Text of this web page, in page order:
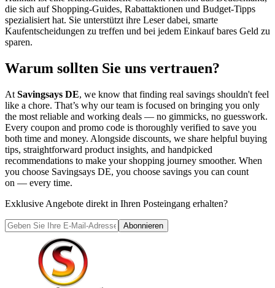
die sich auf Shopping-Guides, Rabattaktionen und Budget-Tipps
spezialisiert hat. Sie unterstützt ihre Leser dabei, smarte
Kaufentscheidungen zu treffen und bei jedem Einkauf bares Geld zu
sparen.
Warum sollten Sie uns vertrauen?
At Savingsays DE, we know that finding real savings shouldn't feel
like a chore. That’s why our team is focused on bringing you only
the most reliable and working deals — no gimmicks, no guesswork.
Every coupon and promo code is thoroughly verified to save you
both time and money. Alongside discounts, we share helpful buying
tips, straightforward product insights, and handpicked
recommendations to make your shopping journey smoother. When
you choose Savingsays DE, you choose savings you can count
on — every time.
Exklusive Angebote direkt in Ihren Posteingang erhalten?
Abonnieren